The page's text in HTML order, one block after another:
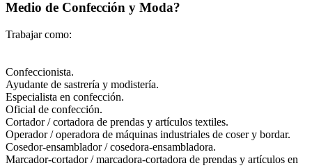
Medio de Confección y Moda?
Trabajar como:
Confeccionista.
Ayudante de sastrería y modistería.
Especialista en confección.
Oficial de confección.
Cortador / cortadora de prendas y artículos textiles.
Operador / operadora de máquinas industriales de coser y bordar.
Cosedor-ensamblador / cosedora-ensambladora.
Marcador-cortador / marcadora-cortadora de prendas y artículos en